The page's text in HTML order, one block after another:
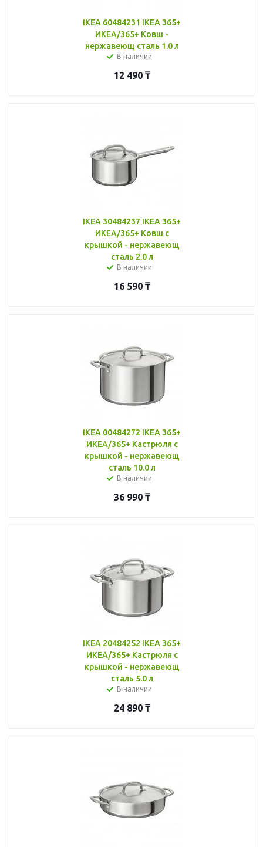
IKEA 60484231 IKEA 365+
ИКЕА/365+ Ковш -
нержавеющ сталь 1.0 л
В наличии
12 490₸
IKEA 30484237 IKEA 365+
ИКЕА/365+ Ковш с
крышкой - нержавеющ
сталь 2.0 л
В наличии
16 590₸
IKEA 00484272 IKEA 365+
ИКЕА/365+ Кастрюля с
крышкой - нержавеющ
сталь 10.0 л
В наличии
36 990₸
IKEA 20484252 IKEA 365+
ИКЕА/365+ Кастрюля с
крышкой - нержавеющ
сталь 5.0 л
В наличии
24 890₸